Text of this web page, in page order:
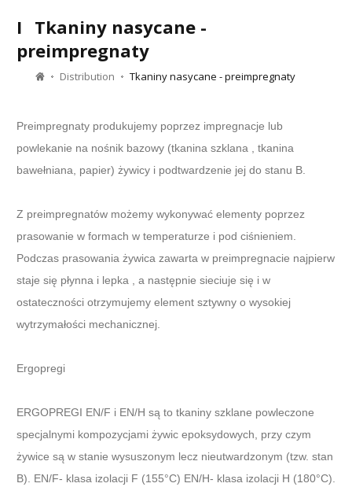
I Tkaniny nasycane -
preimpregnaty
Distribution Tkaniny nasycane - preimpregnaty
Preimpregnaty produkujemy poprzez impregnacje lub
powlekanie na nośnik bazowy (tkanina szklana , tkanina
bawełniana, papier) żywicy i podtwardzenie jej do stanu B.
Z preimpregnatów możemy wykonywać elementy poprzez
prasowanie w formach w temperaturze i pod ciśnieniem.
Podczas prasowania żywica zawarta w preimpregnacie najpierw
staje się płynna i lepka , a następnie sieciuje się i w
ostateczności otrzymujemy element sztywny o wysokiej
wytrzymałości mechanicznej.
Ergopregi
ERGOPREGI EN/F i EN/H są to tkaniny szklane powleczone
specjalnymi kompozycjami żywic epoksydowych, przy czym
żywice są w stanie wysuszonym lecz nieutwardzonym (tzw. stan
B). EN/F- klasa izolacji F (155°C) EN/H- klasa izolacji H (180°C).